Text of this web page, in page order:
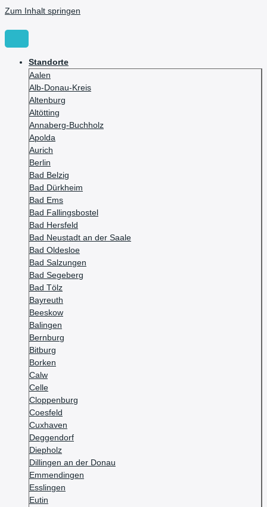
Zum Inhalt springen
Standorte
Aalen
Alb-Donau-Kreis
Altenburg
Altötting
Annaberg-Buchholz
Apolda
Aurich
Berlin
Bad Belzig
Bad Dürkheim
Bad Ems
Bad Fallingsbostel
Bad Hersfeld
Bad Neustadt an der Saale
Bad Oldesloe
Bad Salzungen
Bad Segeberg
Bad Tölz
Bayreuth
Beeskow
Balingen
Bernburg
Bitburg
Borken
Calw
Celle
Cloppenburg
Coesfeld
Cuxhaven
Deggendorf
Diepholz
Dillingen an der Donau
Emmendingen
Esslingen
Eutin